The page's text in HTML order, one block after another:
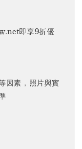
即享9折優
因素，照片與實